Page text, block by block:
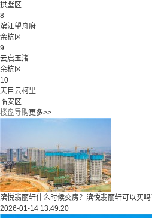
拱墅区
8
滨江望舟府
余杭区
9
云启玉渚
余杭区
10
天目云柯里
临安区
楼盘导购更多>>
滨悦翡丽轩什么时候交房？滨悦翡丽轩可以买吗
2026-01-14 13:49:20